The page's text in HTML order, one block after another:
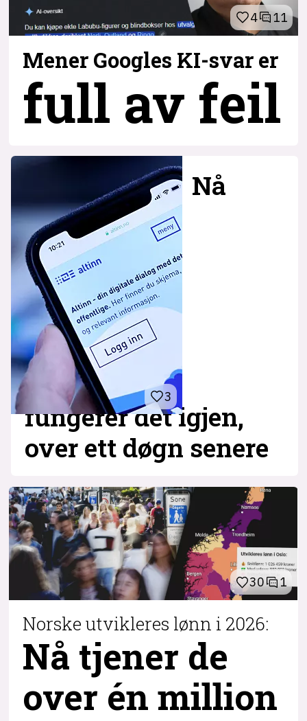
4 11
Mener Googles KI-svar er
full av feil
3
Nå
fungerer det igjen,
over ett døgn senere
30 1
Norske utvikleres lønn i 2026:
Nå tjener de
over én million